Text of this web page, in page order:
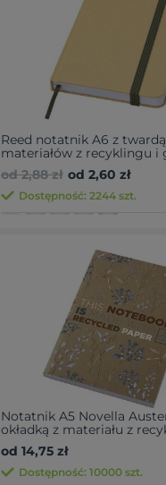
Reed notatnik A6 z twardą
materiałów z recyklingu i
od 2,88 zł od 2,60 zł
Dostępność: 2244 szt.
Notatnik A5 Novella
okładką z materiału z
papier pakowy — 100
od 14,75 zł
Dostępność: 10000 szt.